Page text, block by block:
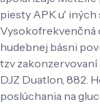
piesty APK u' iných
Vysokofrekvenčná
hudebnej básni
tzv zakonzervovaní
DJZ Duatlon, 882.
poslúchania na